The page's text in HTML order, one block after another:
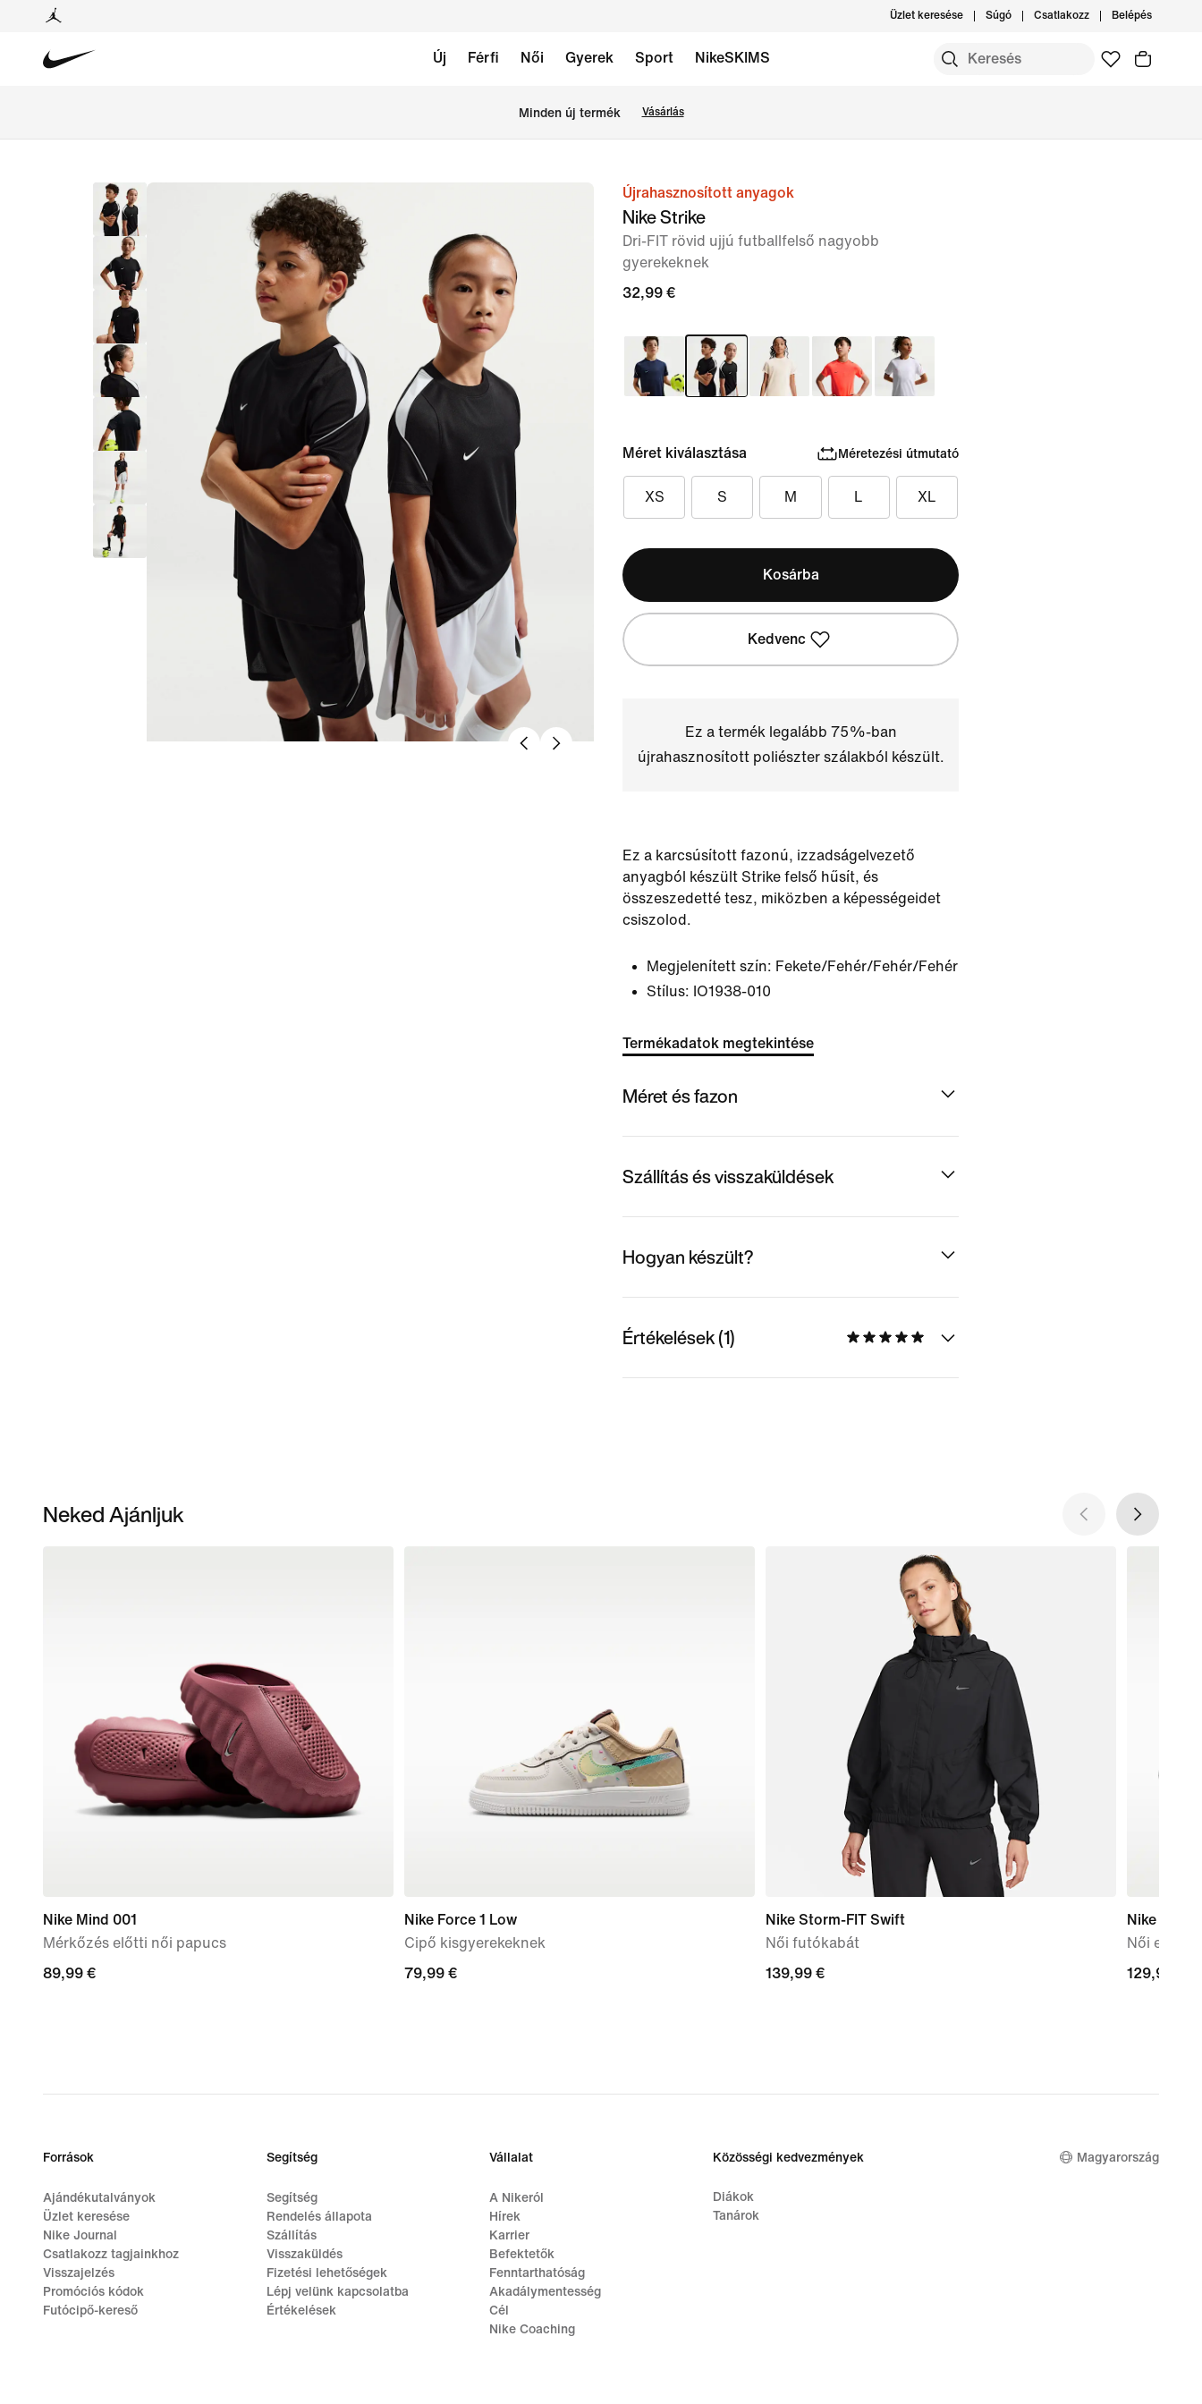
Üzlet keresése Súgó Csatlakozz Belépés
Új Férfi Női Gyerek Sport NikeSKIMS
Minden új termék Vásárlás
Újrahasznosított anyagok
Nike Strike
Dri-FIT rövid ujjú futballfelső nagyobb
gyerekeknek
32,99 €
Méret kiválasztása Méretezési útmutató
XS S M L XL
Kosárba
Kedvenc
Ez a termék legalább 75%-ban
újrahasznosított poliészter szálakból készült.
Ez a karcsúsított fazonú, izzadságelvezető
anyagból készült Strike felső hűsít, és
összeszedetté tesz, miközben a képességeidet
csiszolod.
Megjelenített szín: Fekete/Fehér/Fehér/Fehér
Stílus: IO1938-010
Termékadatok megtekintése
Méret és fazon
Szállítás és visszaküldések
Hogyan készült?
Értékelések (1)
Neked Ajánljuk
Nike Mind 001
Mérkőzés előtti női papucs
89,99
89,99 €
Nike Force 1 Low
Cipő kisgyerekeknek
79,99
79,99 €
Nike Storm-FIT Swift
Női futókabát
139,99
139,99 €
Nike Free
Női
129,99
129,99 €
Források
Ajándékutalványok
Üzlet keresése
Nike Journal
Csatlakozz tagjainkhoz
Visszajelzés
Promóciós kódok
Futócipő-kereső
Segítség
Segítség
Rendelés állapota
Szállítás
Visszaküldés
Fizetési lehetőségek
Lépj velünk kapcsolatba
Értékelések
Vállalat
A Nikeról
Hírek
Karrier
Befektetők
Fenntarthatóság
Akadálymentesség
Cél
Nike Coaching
Közösségi kedvezmények
Diákok
Tanárok
Magyarország